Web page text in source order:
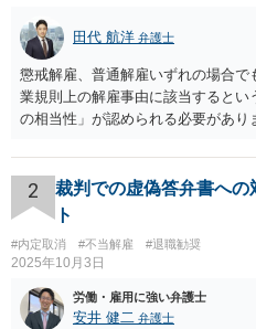
田代 航洋 弁護士
懲戒解雇、普通解雇いずれの場合
業規則上の解雇事由に該当すると
の相当性」が認められる必要があ
れます。 日本の労働法上、解雇は
有効か無効かという点は能力不足
の先生は具体的な事情を検討した
するほどではないと判断されたの
連続する、会社のお金を横領する等
も有効と判断されるケースも多いで
合はかなり解雇のハードルが高いと
解雇の場合には、戒告、譴責、減給
2
裁判での虚偽答弁書へ
ト
#内定取消 #不当解雇 #退職勧奨
2025年10月3日
労働・雇用に強い弁護士
安井 健二 弁護士